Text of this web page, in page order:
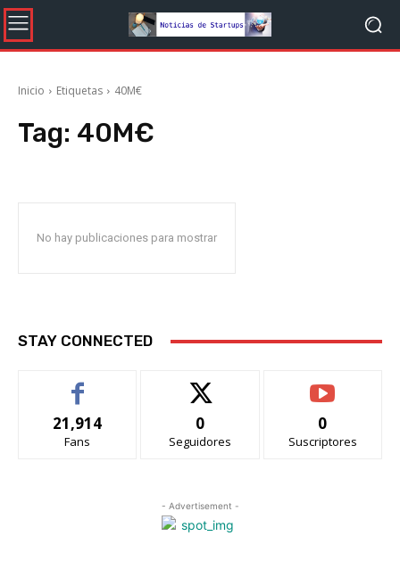
Inicio Etiquetas 40M€
Tag: 40M€
No hay publicaciones para mostrar
STAY CONNECTED
21,914
Fans
0
Seguidores
0
Suscriptores
- Advertisement -